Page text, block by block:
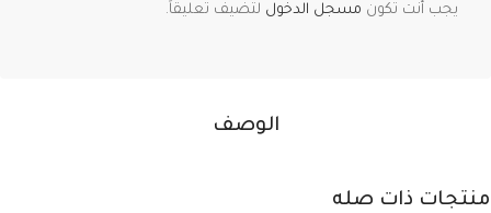
الوصف
يجب أنت تكون مسجل الدخول لتضيف تعليقاً.
منتجات ذات صله